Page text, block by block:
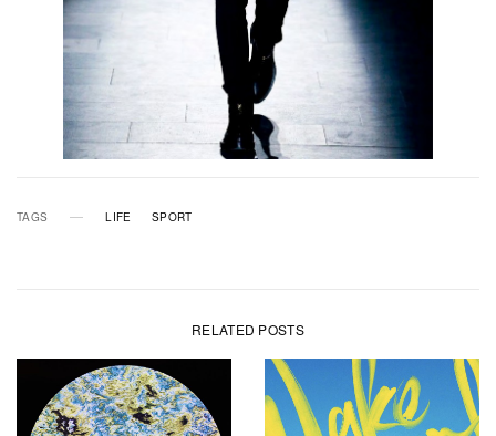
TAGS LIFE SPORT
RELATED POSTS